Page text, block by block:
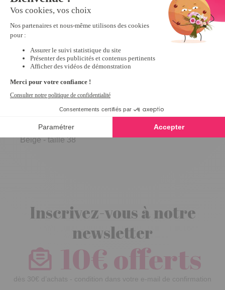
Derniers articles consultés
ajourés Tess
Beige - taille 38
Inscrivez-vous à notre
newsletter
10€ offerts
dès 30€ d’achats - condition dans votre e-mail de confirmation